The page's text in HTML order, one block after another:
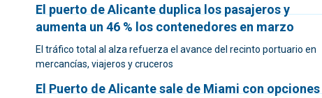
El puerto de Alicante duplica los pasajeros y
aumenta un 46 % los contenedores en marzo
El tráfico total al alza refuerza el avance del recinto portuario en
mercancías, viajeros y cruceros
El Puerto de Alicante sale de Miami con opciones